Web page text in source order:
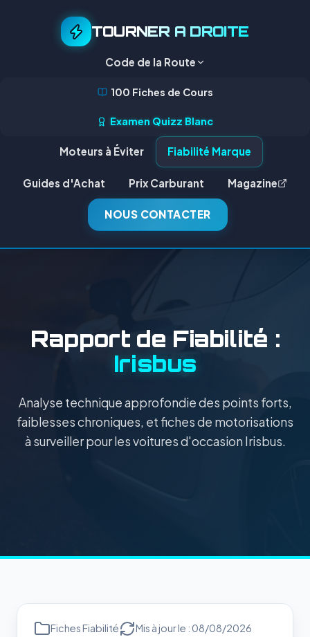
TOURNER A DROITE
Code de la Route
100 Fiches de Cours
Examen Quizz Blanc
Moteurs à Éviter Fiabilité Marque
Guides d'Achat Prix Carburant Magazine
NOUS CONTACTER
Rapport de Fiabilité :
Irisbus
Analyse technique approfondie des points forts,
faiblesses chroniques, et fiches de motorisations
à surveiller pour les voitures d'occasion Irisbus.
Fiches Fiabilité Mis à jour le : 08/08/2026